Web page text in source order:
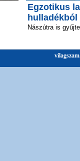
Egzotikus
hulladékból
Nászútra is